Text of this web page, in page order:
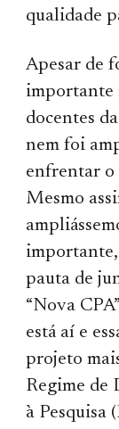
qualidade
Apesar de
importante
docentes
nem foi
enfrentar o
Mesmo
pauta de
“Nova
está aí e
projeto
Regime de
à Pesquisa